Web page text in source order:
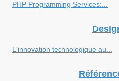
PHP Programming Services:...
L'innovation technologique au...